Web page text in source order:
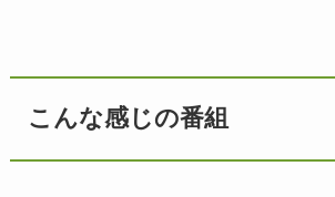
こんな感じの番組